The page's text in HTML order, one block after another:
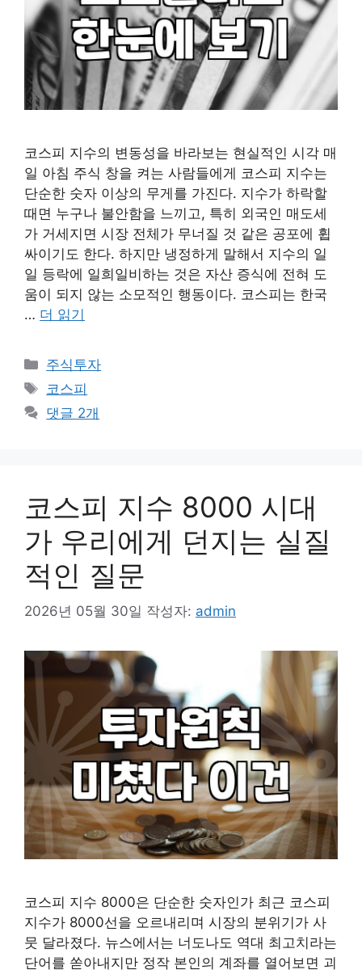
코스피 지수의 변동성을 바라보는 현실적인 시각 매
일 아침 주식 창을 켜는 사람들에게 코스피 지수는
단순한 숫자 이상의 무게를 가진다. 지수가 하락할
때면 누구나 불안함을 느끼고, 특히 외국인 매도세
가 거세지면 시장 전체가 무너질 것 같은 공포에 휩
싸이기도 한다. 하지만 냉정하게 말해서 지수의 일
일 등락에 일희일비하는 것은 자산 증식에 전혀 도
움이 되지 않는 소모적인 행동이다. 코스피는 한국
… 더 읽기
카
테
리
주식투자
태
그
코스피
댓글 2개
코스피 지수 8000 시대
가 우리에게 던지는 실질
적인 질문
2026년 05월 30일 작성자: admin
코스피 지수 8000은 단순한 숫자인가 최근 코스피
지수가 8000선을 오르내리며 시장의 분위기가 사
뭇 달라졌다. 뉴스에서는 너도나도 역대 최고치라는
단어를 쏟아내지만 정작 본인의 계좌를 열어보면 괴